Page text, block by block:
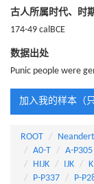
古人所属时代、时
174-49 calBCE
数据出处
Punic people were
加入我的样本（只
ROOT
A0-T
A-P305
HIJK
IJK K
P-P337
P-